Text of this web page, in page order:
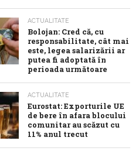
ACTUALITATE
Bolojan: Cred că, cu
responsabilitate, cât mai
este, legea salarizării ar
putea fi adoptată în
perioada următoare
ACTUALITATE
Eurostat: Exporturile UE
de bere în afara blocului
comunitar au scăzut cu
11% anul trecut